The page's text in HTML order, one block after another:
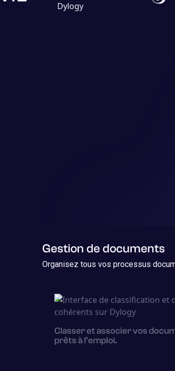
Gestion de documents
Organisez tous vos processus
Classer et associer vos
prêts à l’emploi.